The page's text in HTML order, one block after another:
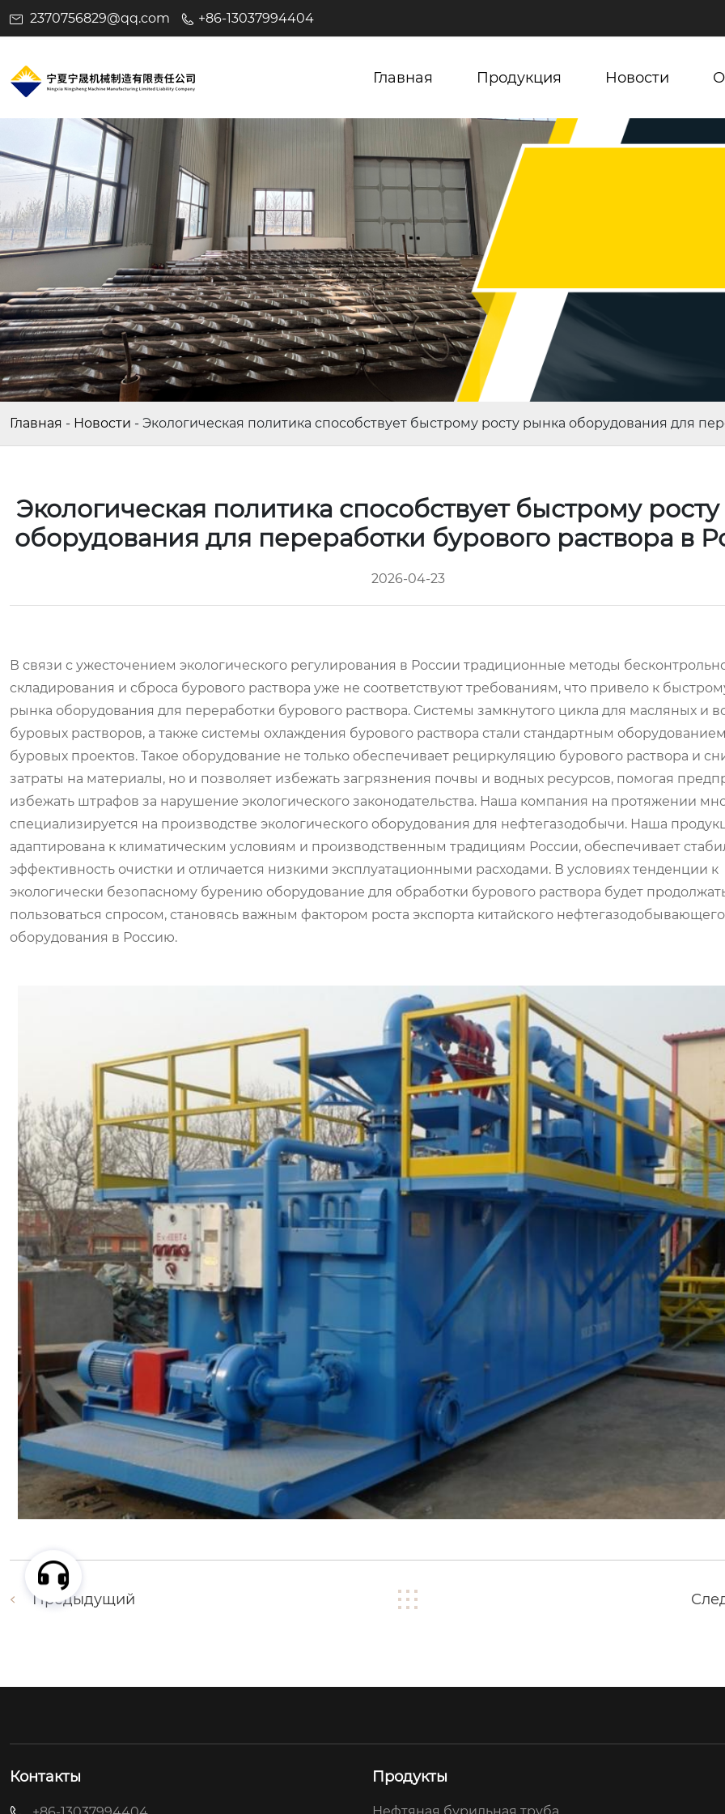
2370756829@qq.com +86-13037994404
Главная Продукция Новости
Главная - Новости - Экологическая политика способствует быстрому росту рынка оборудования для
Экологическая политика способствует быстрому
оборудования для переработки бурового раствора в
2026-04-23
В связи с ужесточением экологического регулирования в России традиционные методы
складирования и сброса бурового раствора уже не соответствуют требованиям, что привело к
рынка оборудования для переработки бурового раствора. Системы замкнутого цикла для масляных и
буровых растворов, а также системы охлаждения бурового раствора стали стандартным
буровых проектов. Такое оборудование не только обеспечивает рециркуляцию бурового раствора и
затраты на материалы, но и позволяет избежать загрязнения почвы и водных ресурсов, помогая
избежать штрафов за нарушение экологического законодательства. Наша компания на протяжении
специализируется на производстве экологического оборудования для нефтегазодобычи. Наша
адаптирована к климатическим условиям и производственным традициям России, обеспечивает
эффективность очистки и отличается низкими эксплуатационными расходами. В условиях тенденции к
экологически безопасному бурению оборудование для обработки бурового раствора будет
пользоваться спросом, становясь важным фактором роста экспорта китайского нефтегазодобывающего
оборудования в Россию.
Предыдущий
Контакты Продукты